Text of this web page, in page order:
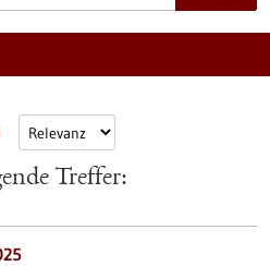
Treffer: